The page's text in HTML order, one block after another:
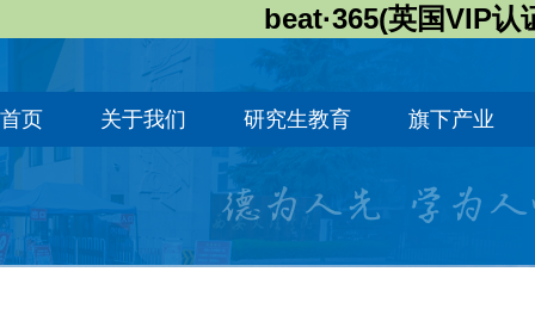
beat·365(英国VIP
首页 关于我们 研究生教育 旗下产业